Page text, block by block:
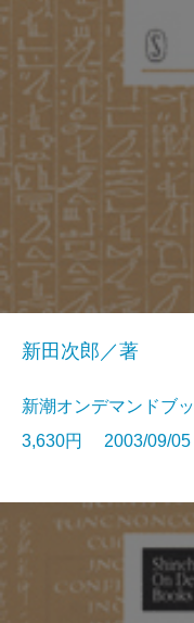
新田次郎／著
新潮オンデマンド
3,630円 2003/09/05